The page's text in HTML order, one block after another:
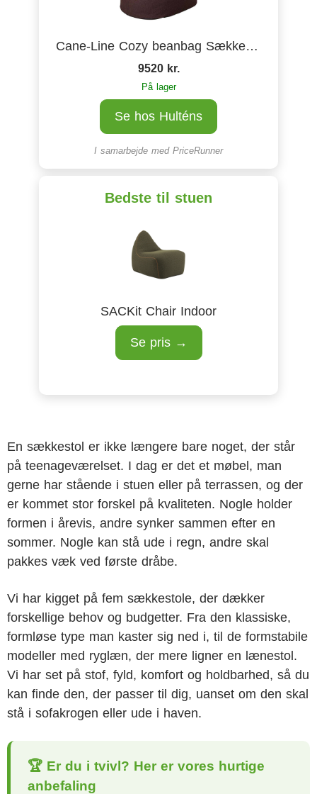
Cane-Line Cozy beanbag Sækkestol
9520 kr.
På lager
Se hos Hulténs
I samarbejde med PriceRunner
Bedste til stuen
SACKit Chair Indoor
Se pris →
En sækkestol er ikke længere bare noget, der står
på teenageværelset. I dag er det et møbel, man
gerne har stående i stuen eller på terrassen, og der
er kommet stor forskel på kvaliteten. Nogle holder
formen i årevis, andre synker sammen efter en
sommer. Nogle kan stå ude i regn, andre skal
pakkes væk ved første dråbe.
Vi har kigget på fem sækkestole, der dækker
forskellige behov og budgetter. Fra den klassiske,
formløse type man kaster sig ned i, til de formstabile
modeller med ryglæn, der mere ligner en lænestol.
Vi har set på stof, fyld, komfort og holdbarhed, så du
kan finde den, der passer til dig, uanset om den skal
stå i sofakrogen eller ude i haven.
🏆 Er du i tvivl? Her er vores hurtige
anbefaling